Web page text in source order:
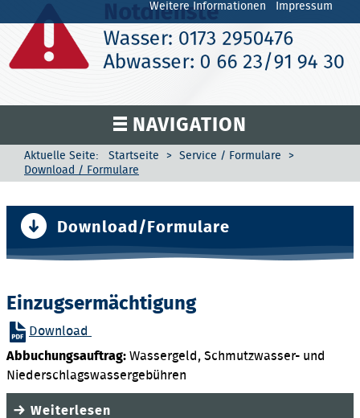
NAVIGATION
Start
Aktuelles
Wasser & Abwasser
Stellen / Ausbildung
Kontakt
Aktuelle Seite: Startseite > Service / Formulare
>
Download / Formulare
Download/Formulare
Einzugsermächtigung
Download
Abbuchungsauftrag: Wassergeld, Schmutzwasser- und
Niederschlagswassergebühren
Weiterlesen
Weitere Informationen Impressum